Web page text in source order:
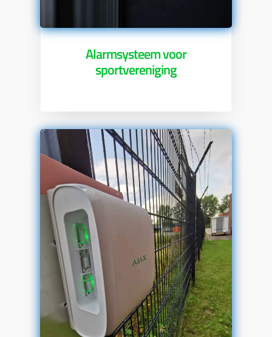
Alarmsysteem voor
sportvereniging